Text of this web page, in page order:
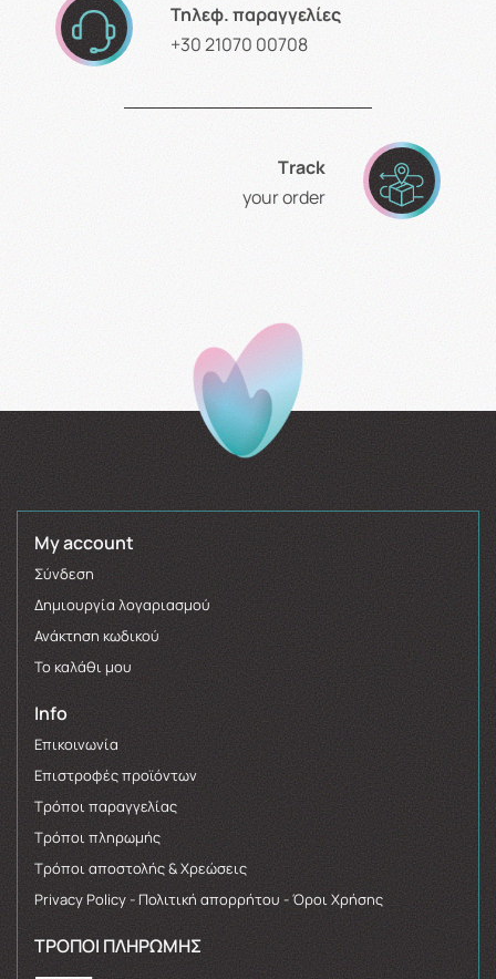
Τηλεφ. παραγγελίες
+30 21070 00708
Τrack
your order
My account
Σύνδεση
Δημιουργία λογαριασμού
Ανάκτηση κωδικού
Το καλάθι μου
Info
Επικοινωνία
Επιστροφές προϊόντων
Τρόποι παραγγελίας
Τρόποι πληρωμής
Τρόποι αποστολής & Χρεώσεις
Privacy Policy - Πολιτική απορρήτου - Όροι Χρήσης
ΤΡΌΠΟΙ ΠΛΗΡΩΜΉΣ